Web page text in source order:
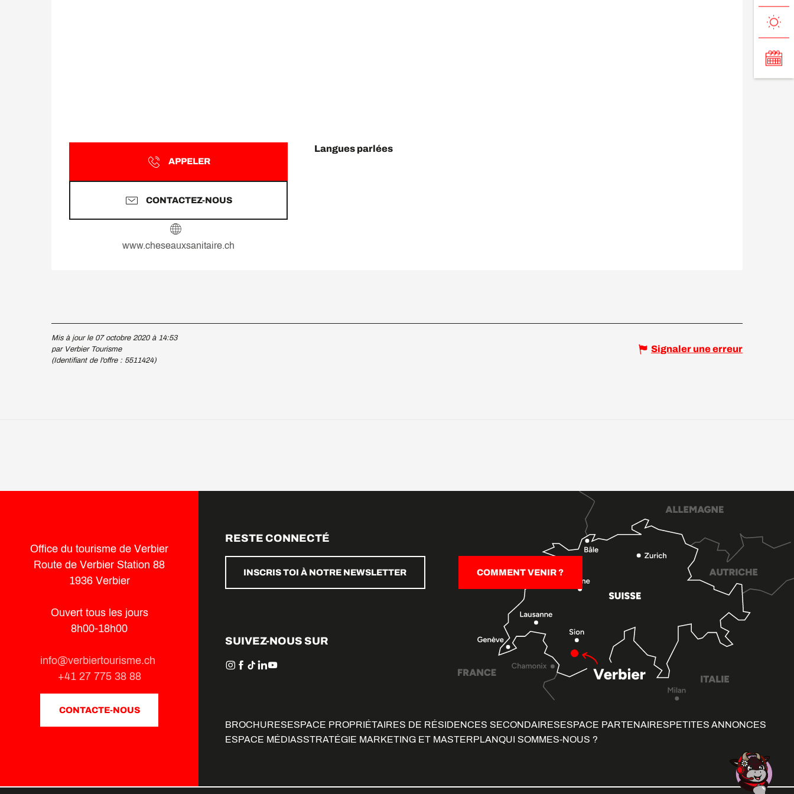
APPELER
CONTACTEZ-NOUS
www.cheseauxsanitaire.ch
Langues parlées
Langues parlées
Mis à jour le 07 octobre 2020 à 14:53
par Verbier Tourisme
(Identifiant de l'offre : 5511424)
Signaler une erreur
Office du tourisme de Verbier
Route de Verbier Station 88
1936 Verbier
Ouvert tous les jours
8h00-18h00
info@verbiertourisme.ch
+41 27 775 38 88
CONTACTE-NOUS
RESTE CONNECTÉ
INSCRIS TOI À NOTRE NEWSLETTER COMMENT VENIR ?
SUIVEZ-NOUS SUR
BROCHURESESPACE PROPRIÉTAIRES DE RÉSIDENCES SECONDAIRESESPACE PARTENAIRESPETITES ANNONCES
ESPACE MÉDIASSTRATÉGIE MARKETING ET MASTERPLANQUI SOMMES-NOUS ?